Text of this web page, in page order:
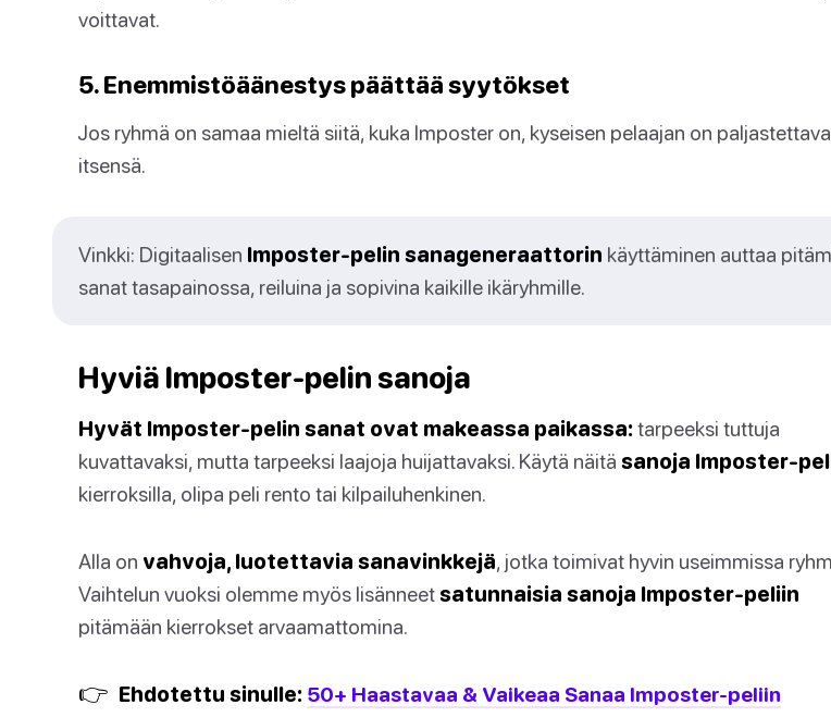
voittavat.
5. Enemmistöäänestys päättää syytökset
Jos ryhmä on samaa mieltä siitä, kuka Imposter on, kyseisen pelaajan on paljastettava
itsensä.
Vinkki: Digitaalisen Imposter-pelin sanageneraattorin käyttäminen auttaa
sanat tasapainossa, reiluina ja sopivina kaikille ikäryhmille.
Hyviä Imposter-pelin sanoja
Hyvät Imposter-pelin sanat ovat makeassa paikassa: tarpeeksi tuttuja
kuvattavaksi, mutta tarpeeksi laajoja huijattavaksi. Käytä näitä sanoja Imposter-
kierroksilla, olipa peli rento tai kilpailuhenkinen.
Alla on vahvoja, luotettavia sanavinkkejä , jotka toimivat hyvin useimmissa
Vaihtelun vuoksi olemme myös lisänneetsatunnaisia sanoja Imposter-peliin
pitämään kierrokset arvaamattomina.
👉 Ehdotettu sinulle: 50+ Haastavaa & Vaikeaa Sanaa Imposter-peliin